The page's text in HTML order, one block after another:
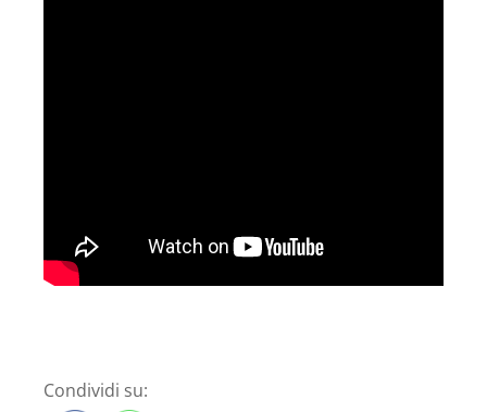
Condividi su: